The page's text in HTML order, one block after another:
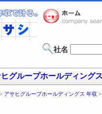
社名
グループホールディング
> アサヒグループホールディングス 年収